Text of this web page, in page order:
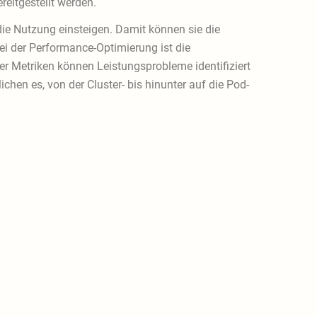
Nutzung einsteigen. Damit können sie die
der Performance-Optimierung ist die
Metriken können Leistungsprobleme identifiziert
es, von der Cluster- bis hinunter auf die Pod-